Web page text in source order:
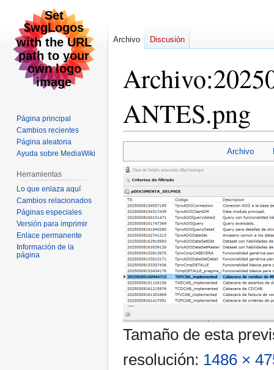
Archivo:
ANTES.png
a
la
navegación
a
la
búsqueda
Archivo
Tamaño de esta
resolución: 1486 ×
Archivo Discusión
Página principal
Cambios recientes
Página aleatoria
Ayuda sobre MediaWiki
Herramientas
Lo que enlaza aquí
Cambios relacionados
Páginas especiales
Versión para imprimir
Enlace permanente
Información de la
página